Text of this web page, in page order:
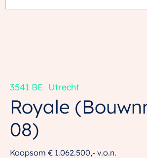
Royale
08)
3541 BE Utrecht
Koopsom € 1.062.500,- v.o.n.